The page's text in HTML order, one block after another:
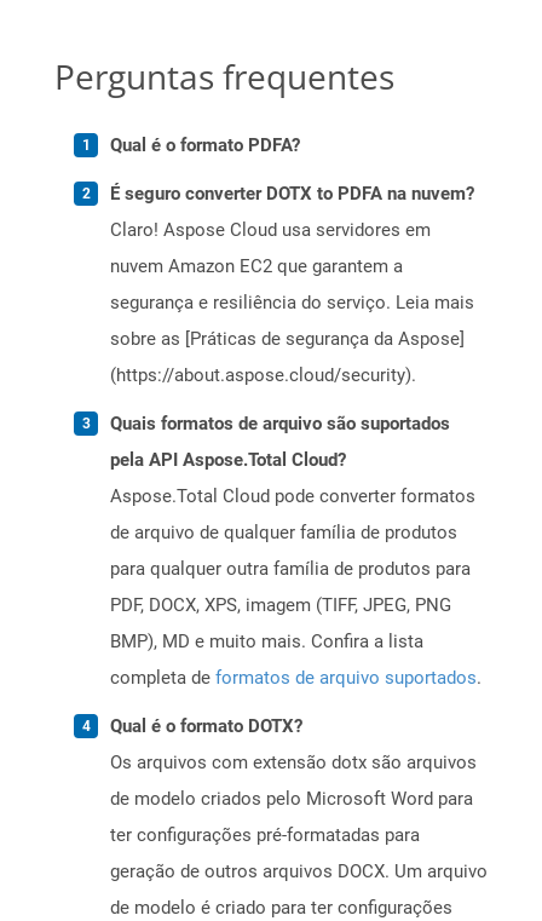
Perguntas frequentes
Qual é o formato PDFA?
É seguro converter DOTX to PDFA na nuvem?
Claro! Aspose Cloud usa servidores em
nuvem Amazon EC2 que garantem a
segurança e resiliência do serviço. Leia mais
sobre as [Práticas de segurança da Aspose]
(https://about.aspose.cloud/security).
Quais formatos de arquivo são suportados
pela API Aspose.Total Cloud?
Aspose.Total Cloud pode converter formatos
de arquivo de qualquer família de produtos
para qualquer outra família de produtos para
PDF, DOCX, XPS, imagem (TIFF, JPEG, PNG
BMP), MD e muito mais. Confira a lista
completa de formatos de arquivo suportados.
Qual é o formato DOTX?
Os arquivos com extensão dotx são arquivos
de modelo criados pelo Microsoft Word para
ter configurações pré-formatadas para
geração de outros arquivos DOCX. Um arquivo
de modelo é criado para ter configurações